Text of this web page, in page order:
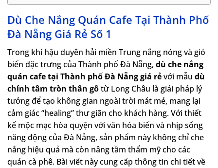
Dù Che Nắng Quán Cafe Tại Thành Phố
Đà Nẵng Giá Rẻ Số 1
Trong khí hậu duyên hải miền Trung nắng nóng và gió
biển đặc trưng của Thành phố Đà Nẵng, dù che nắng
quán cafe tại Thành phố Đà Nẵng giá rẻvới mẫu dù
chính tâm tròn thân gỗtừ Long Châu là giải pháp lý
tưởng để tạo không gian ngoài trời mát mẻ, mang lại
cảm giác “healing” thư giãn cho khách hàng. Với thiết
kế mộc mạc hòa quyện với văn hóa biển và nhịp sống
năng động của Đà Nẵng, sản phẩm này không chỉ che
nắng hiệu quả mà còn nâng tầm thẩm mỹ cho các
quán cà phê. Bài viết này cung cấp thông tin chi tiết về